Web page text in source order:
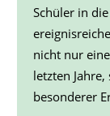
Schüler in
nicht nur
letzten
besonderer